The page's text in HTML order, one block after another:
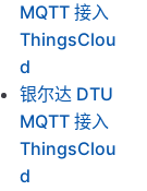
MQTT 接入
ThingsClou
d
银尔达 DTU
MQTT 接入
ThingsClou
d